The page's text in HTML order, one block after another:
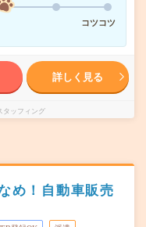
コツコツ
詳しく見る
タッフィング
め！自動車販売